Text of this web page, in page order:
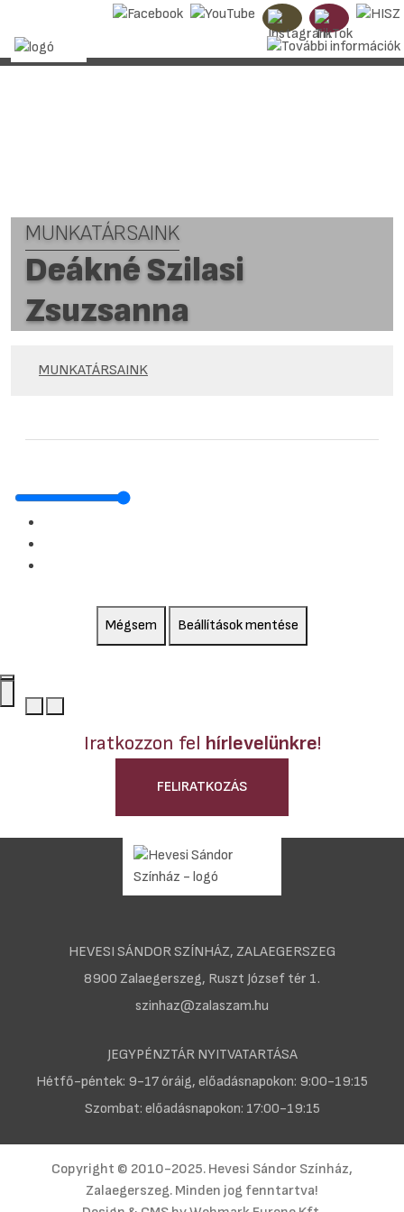
MUNKATÁRSAINK
Deákné Szilasi
Zsuzsanna
MUNKATÁRSAINK
Mégsem Beállítások mentése
Iratkozzon fel hírlevelünkre!
FELIRATKOZÁS
JEGYPÉNZTÁR NYITVATARTÁSA
Hétfő-péntek: 9-17 óráig, előadásnapokon: 9:00-19:15
Szombat: előadásnapokon: 17:00-19:15
HEVESI SÁNDOR SZÍNHÁZ, ZALAEGERSZEG
8900 Zalaegerszeg, Ruszt József tér 1.
szinhaz@zalaszam.hu
Copyright © 2010-2025. Hevesi Sándor Színház,
Zalaegerszeg. Minden jog fenntartva!